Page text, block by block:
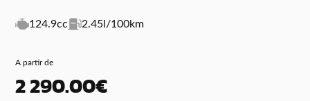
124.9cc 2.45l/100km
A partir de
2 290.00€